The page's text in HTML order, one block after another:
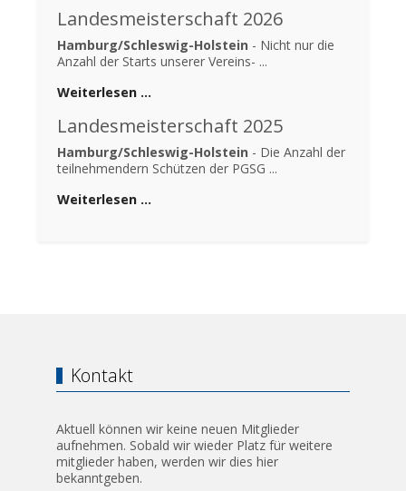
Landesmeisterschaft 2026
Hamburg/Schleswig-Holstein - Nicht nur die
Anzahl der Starts unserer Vereins- ...
Weiterlesen …
Landesmeisterschaft 2025
Hamburg/Schleswig-Holstein - Die Anzahl der
teilnehmendern Schützen der PGSG ...
Weiterlesen …
Kontakt
Aktuell können wir keine neuen Mitglieder
aufnehmen. Sobald wir wieder Platz für weitere
mitglieder haben, werden wir dies hier
bekanntgeben.